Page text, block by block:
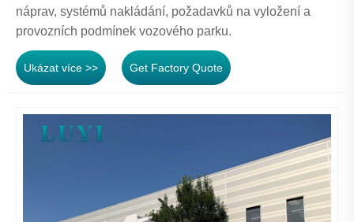
náprav, systémů nakládání, požadavků na vyložení a
provozních podmínek vozového parku.
Ukázat více >> Get Factory Quote